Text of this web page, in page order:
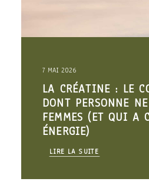
7 MAI 2026
LA CRÉATINE : LE
DONT PERSONNE
FEMMES (ET QUI A
ÉNERGIE)
LIRE LA SUITE